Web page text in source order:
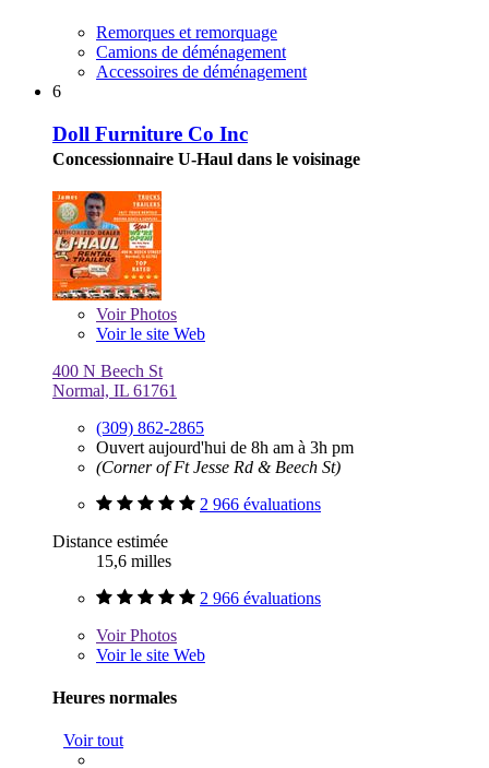
Remorques et remorquage
Camions de déménagement
Accessoires de déménagement
6
Doll Furniture Co Inc
Concessionnaire U-Haul dans le voisinage
VoirPhotos
Voir le site Web
400 N Beech St
Normal, IL 61761
(309) 862-2865
Ouvert aujourd'hui de 8h am à 3h pm
(Corner of Ft Jesse Rd & Beech St)
2 966 évaluations
Distance estimée
15,6 milles
2 966 évaluations
VoirPhotos
Voir le site Web
Heures normales
Voir tout